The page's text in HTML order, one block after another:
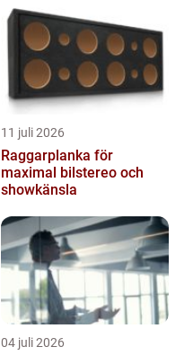
11 juli 2026
Raggarplanka för
maximal bilstereo och
showkänsla
04 juli 2026